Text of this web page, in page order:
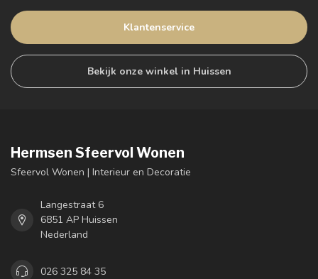
Klantenservice
Bekijk onze winkel in Huissen
Hermsen Sfeervol Wonen
Sfeervol Wonen | Interieur en Decoratie
Langestraat 6
6851 AP Huissen
Nederland
026 325 84 35